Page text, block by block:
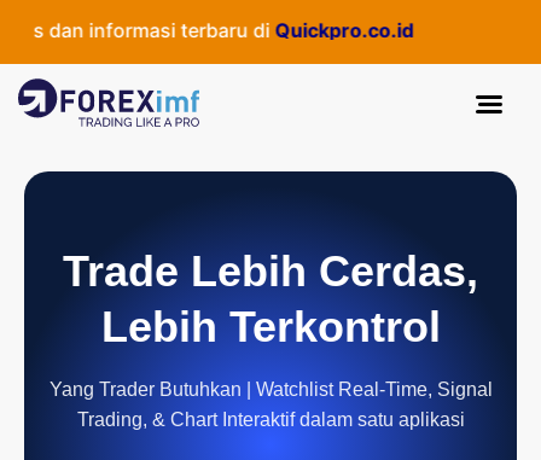
dan informasi terbaru di Quickpro.co.id
Trade Lebih Cerdas,
Lebih Terkontrol
Yang Trader Butuhkan | Watchlist Real-Time, Signal
Trading, & Chart Interaktif dalam satu aplikasi